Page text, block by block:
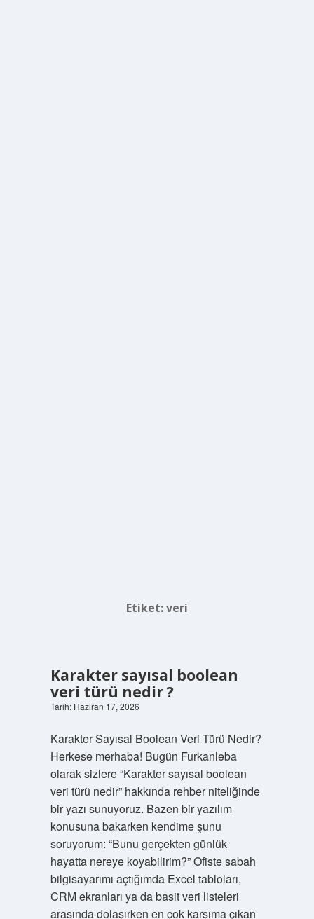
Etiket:veri
Karakter sayısal boolean
veri türü nedir ?
Tarih: Haziran 17, 2026
Karakter Sayısal Boolean Veri Türü Nedir?
Herkese merhaba! Bugün Furkanleba
olarak sizlere “Karakter sayısal boolean
veri türü nedir” hakkında rehber niteliğinde
bir yazı sunuyoruz. Bazen bir yazılım
konusuna bakarken kendime şunu
soruyorum: “Bunu gerçekten günlük
hayatta nereye koyabilirim?” Ofiste sabah
bilgisayarımı açtığımda Excel tabloları,
CRM ekranları ya da basit veri listeleri
arasında dolaşırken en çok karşıma çıkan